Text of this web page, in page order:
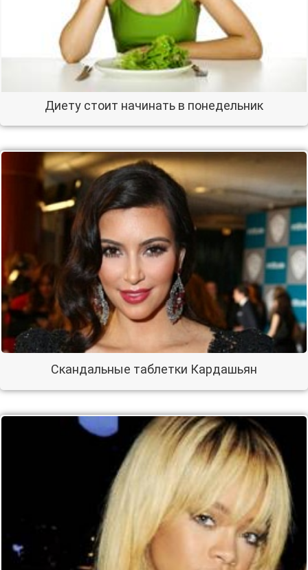
Диету стоит начинать в понедельник
Скандальные таблетки Кардашьян